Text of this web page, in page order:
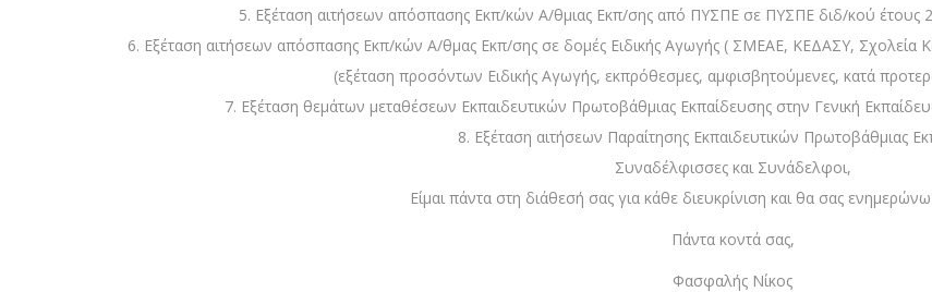
5. Εξέταση αιτήσεων απόσπασης Εκπ/κών Α/θμιας Εκπ/σης από ΠΥΣΠΕ σε ΠΥΣΠΕ διδ/κού έτους
6. Εξέταση αιτήσεων απόσπασης Εκπ/κών Α/θμας Εκπ/σης σε δομές Ειδικής Αγωγής ( ΣΜΕΑΕ, ΚΕΔΑΣΥ,
(εξέταση προσόντων Ειδικής Αγωγής, εκπρόθεσμες, αμφισβητούμενες, κατά
7. Εξέταση θεμάτων μεταθέσεων Εκπαιδευτικών Πρωτοβάθμιας Εκπαίδευσης στην Γενική
8. Εξέταση αιτήσεων Παραίτησης Εκπαιδευτικών Πρωτοβάθμιας
Συναδέλφισσες και Συνάδελφοι,
Είμαι πάντα στη διάθεσή σας για κάθε διευκρίνιση και θα σας ενημερώνω
Πάντα κοντά σας,
Φασφαλής Νίκος